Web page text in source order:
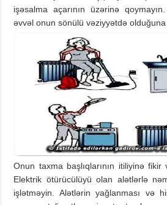
işəsalma açarının üzərinə
əvvəl onun sönülü vəziyyətdə olduğuna
Onun taxma başlıqlarının itiliyinə fikir
Elektrik ötürücülüyü olan alətlərlə
işlətməyin. Alətlərin yağlanması və